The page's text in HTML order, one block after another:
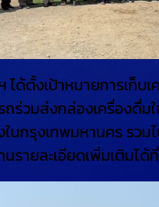
ได้ตั้งเป้าหมายการเก็
ถร่วมส่งกล่องเครื่องดื่
นกรุงเทพมหานคร รวม
รายละเอียดเพิ่มเติมไ